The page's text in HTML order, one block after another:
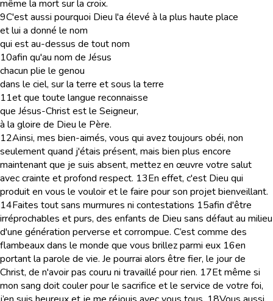
même la mort sur la croix.
9C'est aussi pourquoi Dieu l'a élevé à la plus haute place
et lui a donné le nom
qui est au-dessus de tout nom
10afin qu'au nom de Jésus
chacun plie le genou
dans le ciel, sur la terre et sous la terre
11et que toute langue reconnaisse
que Jésus-Christ est le Seigneur,
à la gloire de Dieu le Père.
12Ainsi, mes bien-aimés, vous qui avez toujours obéi, non
seulement quand j'étais présent, mais bien plus encore
maintenant que je suis absent, mettez en œuvre votre salut
avec crainte et profond respect. 13En effet, c'est Dieu qui
produit en vous le vouloir et le faire pour son projet bienveillant.
14Faites tout sans murmures ni contestations 15afin d'être
irréprochables et purs, des enfants de Dieu sans défaut au milieu
d'une génération perverse et corrompue. C’est comme des
flambeaux dans le monde que vous brillez parmi eux 16en
portant la parole de vie. Je pourrai alors être fier, le jour de
Christ, de n'avoir pas couru ni travaillé pour rien. 17Et même si
mon sang doit couler pour le sacrifice et le service de votre foi,